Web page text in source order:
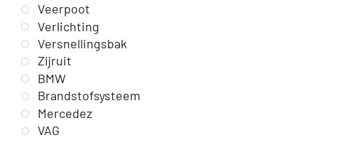
Veerpoot
Verlichting
Versnellingsbak
Zijruit
BMW
Brandstofsysteem
Mercedez
VAG